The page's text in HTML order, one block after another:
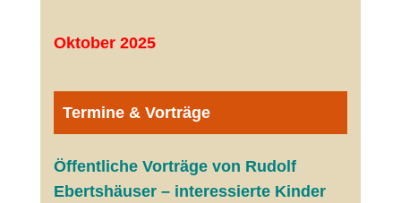
Oktober 2025
Termine & Vorträge
Öffentliche Vorträge von Rudolf
Ebertshäuser – interessierte Kinder